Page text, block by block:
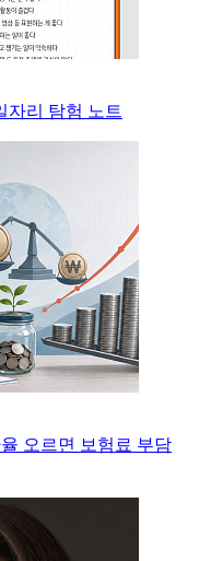
자리 탐험 노트
오르면 보험료 부담